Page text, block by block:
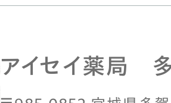
アイセイ薬局